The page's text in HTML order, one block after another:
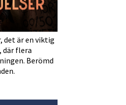
det är en viktig
där flera
Berömd